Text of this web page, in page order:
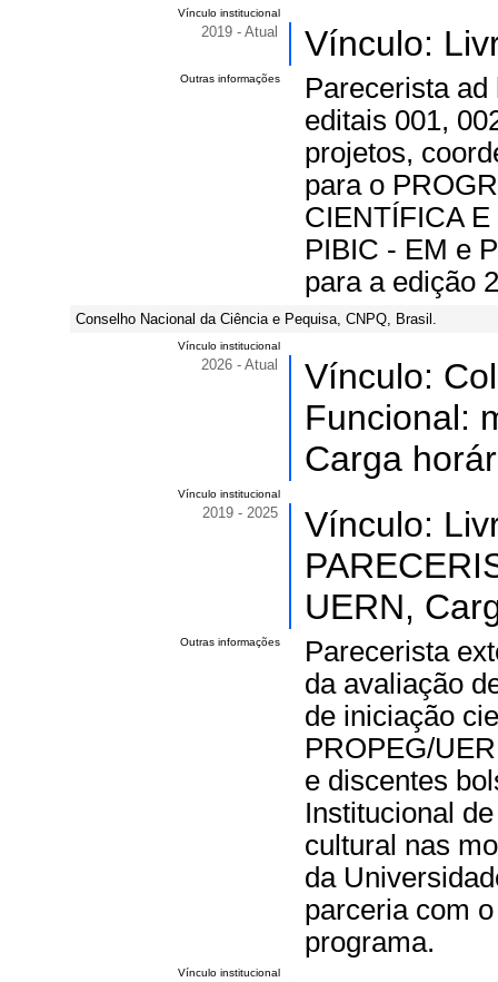
Vínculo institucional
2019 - Atual Vínculo:
Outras informações
Parecerista
editais 001,
projetos,
para o
CIENTÍFICA
PIBIC - EM e
para a edição
Conselho Nacional da Ciência e Pequisa, CNPQ, Brasil.
Vínculo institucional
2026 - Atual
Vínculo:
Funcional:
Carga
Vínculo institucional
2019 - 2025
Vínculo:
UERN,
Outras informações
Parecerista
da avaliação
de iniciação
PROPEG/
e discentes
Institucional
cultural nas
da
parceria com
programa.
Vínculo institucional